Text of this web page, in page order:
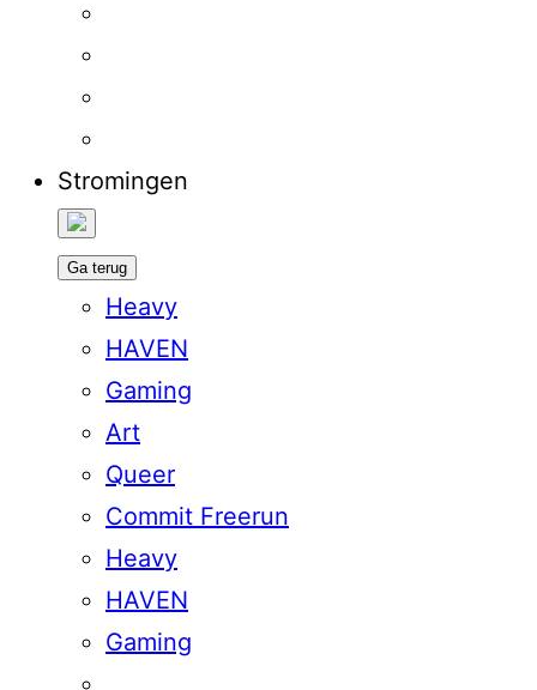
Stromingen
Ga terug
Heavy
HAVEN
Gaming
Art
Queer
Commit Freerun
Heavy
HAVEN
Gaming